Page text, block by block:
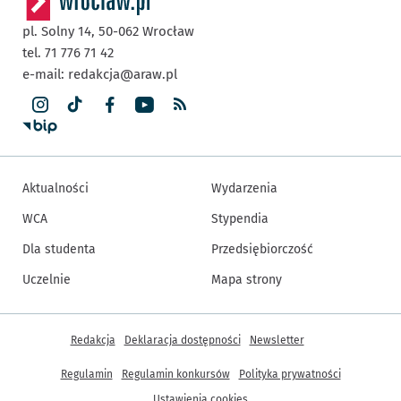
pl. Solny 14, 50-062 Wrocław
tel. 71 776 71 42
e-mail: redakcja@araw.pl
Aktualności
WCA
Dla studenta
Uczelnie
Wydarzenia
Stypendia
Przedsiębiorczość
Mapa strony
Inne informacje
Redakcja Deklaracja dostępności Newsletter
Regulamin Regulamin konkursów
Polityka prywatności